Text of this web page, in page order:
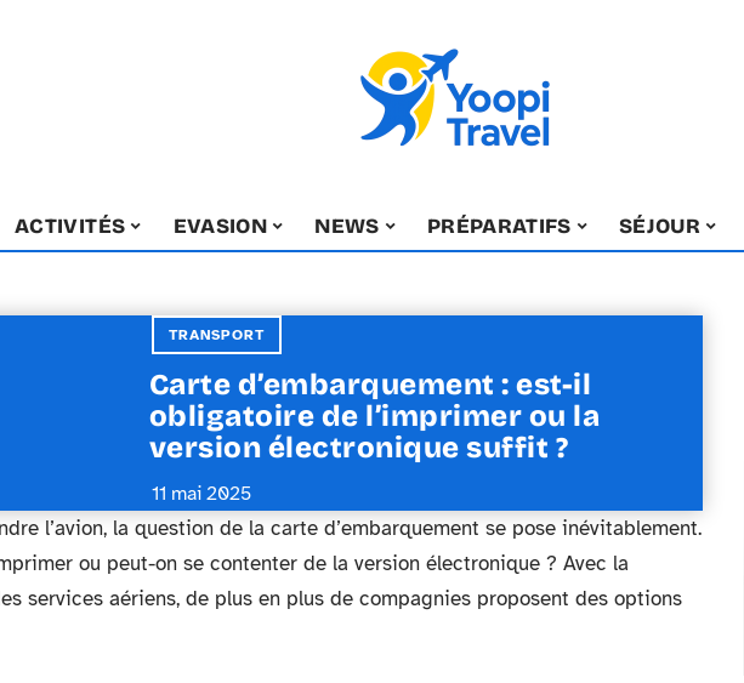
ACTIVITÉS EVASION NEWS PRÉPARATIFS SÉJOUR
TRANSPORT
Carte d’embarquement : est-il
obligatoire de l’imprimer ou la
version électronique suffit ?
11 mai 2025
l’avion, la question de la carte d’embarquement se pose inévitablement.
ou peut-on se contenter de la version électronique ? Avec la
services aériens, de plus en plus de compagnies proposent des options